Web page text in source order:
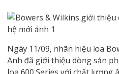
Ngày 11/09, nhãn hiệu loa
Anh đã giới thiệu dòng sản